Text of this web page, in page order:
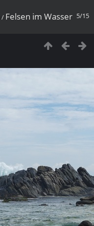
5/15
/ Felsen im Wasser